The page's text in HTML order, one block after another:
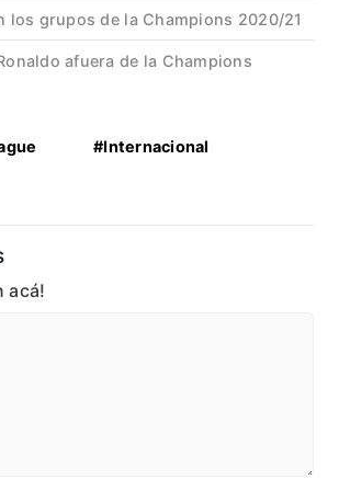
los grupos de la Champions 2020/21
afuera de la Champions
#Internacional
acá!